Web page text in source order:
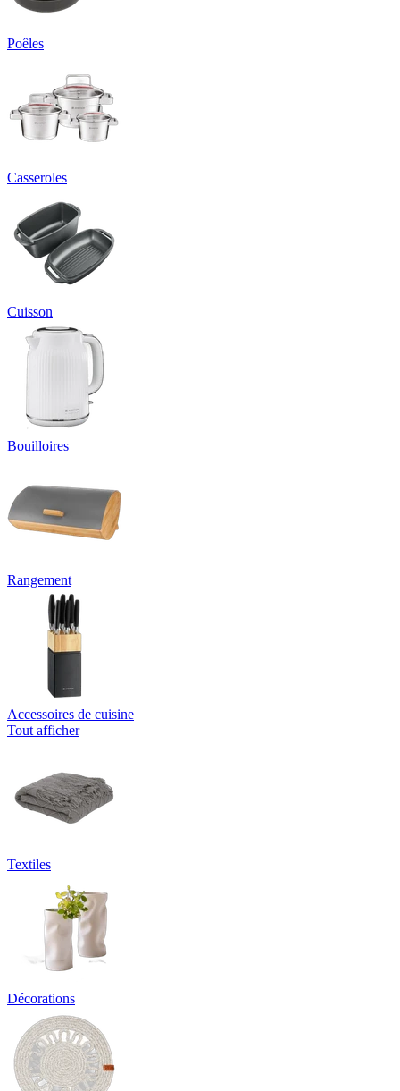
Poêles
Casseroles
Cuisson
Bouilloires
Rangement
Accessoires de cuisine
Tout afficher
Textiles
Décorations